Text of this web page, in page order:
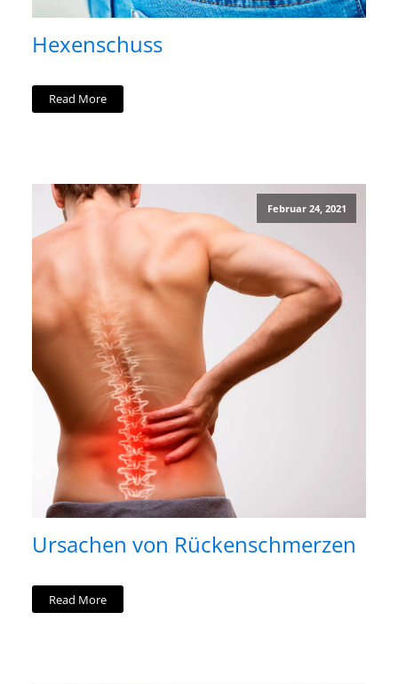
Hexenschuss
Read More
Februar 24, 2021
Ursachen von Rückenschmerzen
Read More